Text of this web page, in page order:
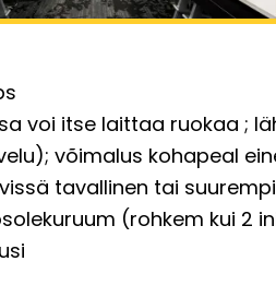
voi itse laittaa ruokaa
võimalus kohapeal
tavallinen tai
(rohkem kui 2